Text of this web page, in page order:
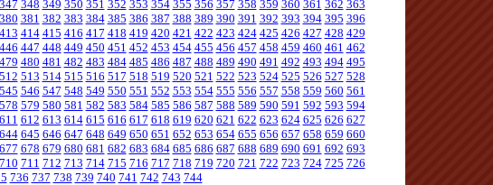
347 348 349 350 351 352 353 354 355 356 357 358 359 360 361 362 363
380 381 382 383 384 385 386 387 388 389 390 391 392 393 394 395 396
413 414 415 416 417 418 419 420 421 422 423 424 425 426 427 428 429
446 447 448 449 450 451 452 453 454 455 456 457 458 459 460 461 462
479 480 481 482 483 484 485 486 487 488 489 490 491 492 493 494 495
512 513 514 515 516 517 518 519 520 521 522 523 524 525 526 527 528
545 546 547 548 549 550 551 552 553 554 555 556 557 558 559 560 561
578 579 580 581 582 583 584 585 586 587 588 589 590 591 592 593 594
611 612 613 614 615 616 617 618 619 620 621 622 623 624 625 626 627
644 645 646 647 648 649 650 651 652 653 654 655 656 657 658 659 660
677 678 679 680 681 682 683 684 685 686 687 688 689 690 691 692 693
710 711 712 713 714 715 716 717 718 719 720 721 722 723 724 725 726
736 737 738 739 740 741 742 743 744